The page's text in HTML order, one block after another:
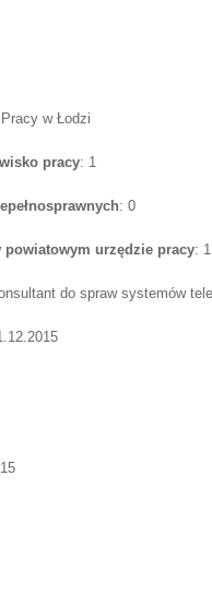
w Łodzi
pracy: 1
: 0
powiatowym urzędzie pracy: 1
do spraw systemów